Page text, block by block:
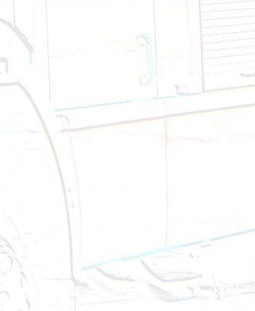
Brandeinsatz - BMA - 23.12.2024
Technischer Einsatz - VU eingekl. Person -
Technischer Einsatz - Fahrzeugbergung -
Technischer Einsatz - Aufräumen nach VU -
Technischer Einsatz - Aufräumen nach VU -
Brandeinsatz - Löschanlage ausgelöst - 27.10.2024
Brandeinsatz - BMA - 27.10.2024
Brandeinsatz - BMA - 14.10.2024
Technischer Einsatz - Ölspur - 09.10.2024
Technischer Einsatz - VU eingekl. Person -
Brandeinsatz - BMA - 25.09.2024